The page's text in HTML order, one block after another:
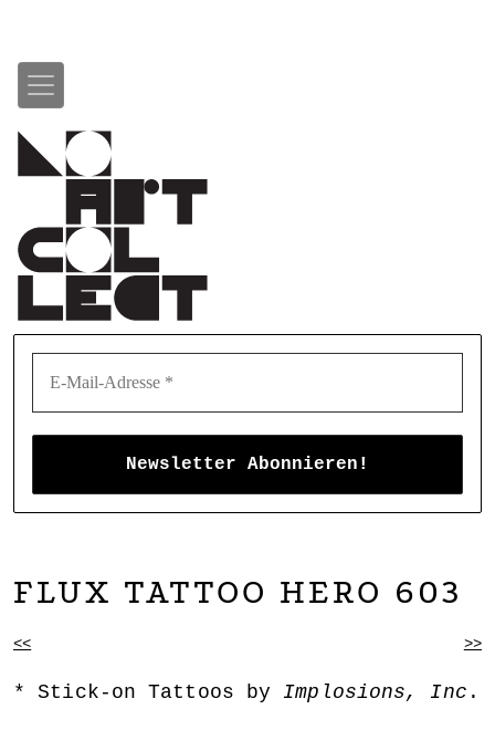
FLUX TATTOO HERO 603
BEITRAGSNAVIGATION
<< >>
Stick-on Tattoos by Implosions, Inc .